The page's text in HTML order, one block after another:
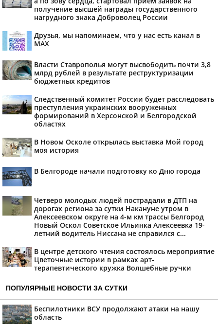
получение высшей награды государственного
нагрудного знака Доброволец России
Друзья, мы напоминаем, что у нас есть канал в
МАХ
Власти Ставрополья могут высвободить почти 3,8
млрд рублей в результате реструктуризации
бюджетных кредитов
Следственный комитет России будет расследовать
преступления украинских вооруженных
формирований в Херсонской и Белгородской
областях
В Новом Осколе открылась выставка Мой город
моя история
В Белгороде начали подготовку ко Дню города
Четверо молодых людей пострадали в ДТП на
дорогах региона за сутки Накануне утром в
Алексеевском округе на 4-м км трассы Белгород
Новый Оскол Советское Ильинка Алексеевка 19-
летний водитель Ниссана не справился с...
В центре детского чтения состоялось мероприятие
Цветочные истории в рамках арт-
терапевтического кружка Волшебные ручки
ПОПУЛЯРНЫЕ НОВОСТИ ЗА СУТКИ
Беспилотники ВСУ продолжают атаки на нашу
область